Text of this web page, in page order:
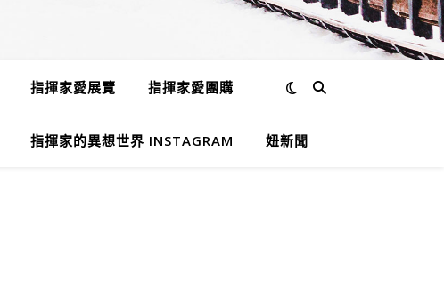
指揮家愛展覽 指揮家愛團購
指揮家的異想世界 INSTAGRAM 妞新聞